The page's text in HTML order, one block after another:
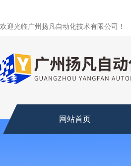
欢迎光临广州扬凡自动化技术有限公司！
网站首页